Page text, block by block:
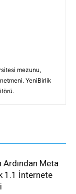
mezunu,
YeniBirlik
Ardından Meta
1.1 İnternete